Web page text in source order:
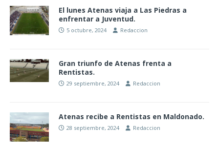
El lunes Atenas viaja a Las Piedras a
enfrentar a Juventud.
5 octubre, 2024 Redaccion
Gran triunfo de Atenas frenta a
Rentistas.
29 septiembre, 2024 Redaccion
Atenas recibe a Rentistas en Maldonado.
28 septiembre, 2024 Redaccion